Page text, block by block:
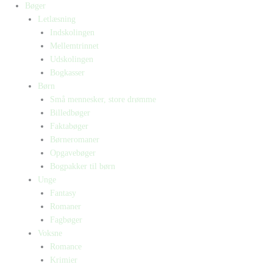
Bøger
Letlæsning
Indskolingen
Mellemtrinnet
Udskolingen
Bogkasser
Børn
Små mennesker, store drømme
Billedbøger
Faktabøger
Børneromaner
Opgavebøger
Bogpakker til børn
Unge
Fantasy
Romaner
Fagbøger
Voksne
Romance
Krimier